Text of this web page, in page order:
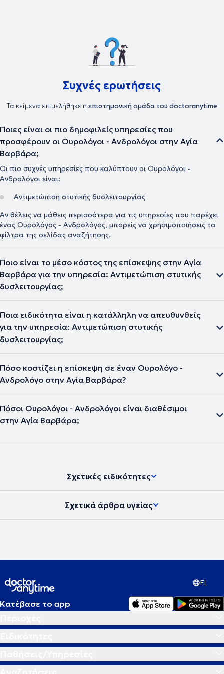
ασθενείς και συναδέλφους ιατρούς και έχει ως απώτερο σκοπό την
άριστη παροχή υπηρεσιών υγείας σε όλους τους Ουρολογικούς
Συχνές ερωτήσεις
Τα κείμενα επιμελήθηκε η επιστημονική ομάδα του doctoranytime
Ποιες είναι οι πιο δημοφιλείς υπηρεσίες που
προσφέρουν οι Ουρολόγοι - Ανδρολόγοι στην Αγία
Βαρβάρα;
Οι πιο συχνές υπηρεσίες που καλύπτουν οι Ουρολόγοι -
Ανδρολόγοι είναι:
Αντιμετώπιση στυτικής δυσλειτουργίας
Αν θέλεις να μάθεις περισσότερα για τις υπηρεσίες που παρέχει
ένας Ουρολόγος - Ανδρολόγος, μπορείς να χρησιμοποιήσεις τα
φίλτρα της σελίδας αναζήτησης.
Ποιο είναι το μέσο κόστος της επίσκεψης στην Αγία
Βαρβάρα για την υπηρεσία: Αντιμετώπιση στυτικής
δυσλειτουργίας;
Ποια ειδικότητα είναι η κατάλληλη να απευθυνθείς
για την υπηρεσία: Αντιμετώπιση στυτικής
δυσλειτουργίας;
Πόσο κοστίζει η επίσκεψη σε έναν Ουρολόγο -
Ανδρολόγο στην Αγία Βαρβάρα?
Πόσοι Ουρολόγοι - Ανδρολόγοι είναι διαθέσιμοι
στην Αγία Βαρβάρα;
Σχετικές ειδικότητες
Σχετικά άρθρα υγείας
EL
Κατέβασε το app